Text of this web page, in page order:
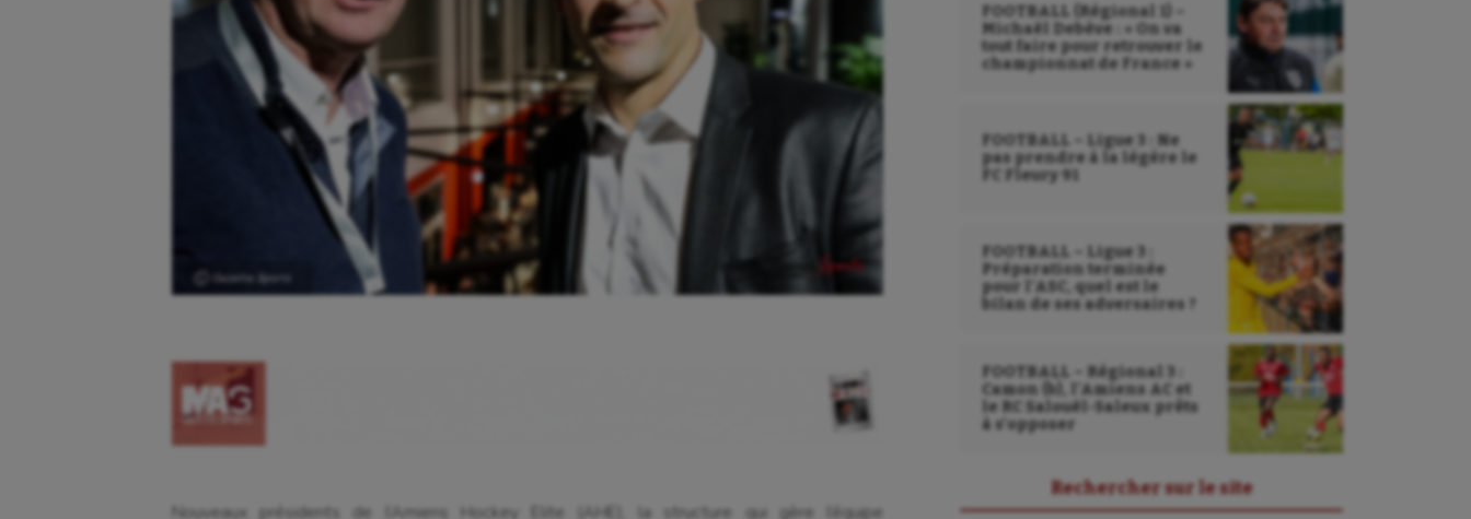
Ⓒ Gazette Sports
Nouveaux présidents de l’Amiens Hockey Elite (AHE), la structure qui gère l’équipe
FOOTBALL (Régional 1) –
Michaël Debève : « On va
tout faire pour retrouver le
championnat de France »
FOOTBALL – Ligue 3 : Ne
pas prendre à la légère le
FC Fleury 91
FOOTBALL – Ligue 3 :
Préparation terminée
pour l’ASC, quel est le
bilan de ses adversaires ?
FOOTBALL – Régional 3 :
Camon (b), l’Amiens AC et
le RC Salouël-Saleux prêts
à s’opposer
Rechercher sur le site